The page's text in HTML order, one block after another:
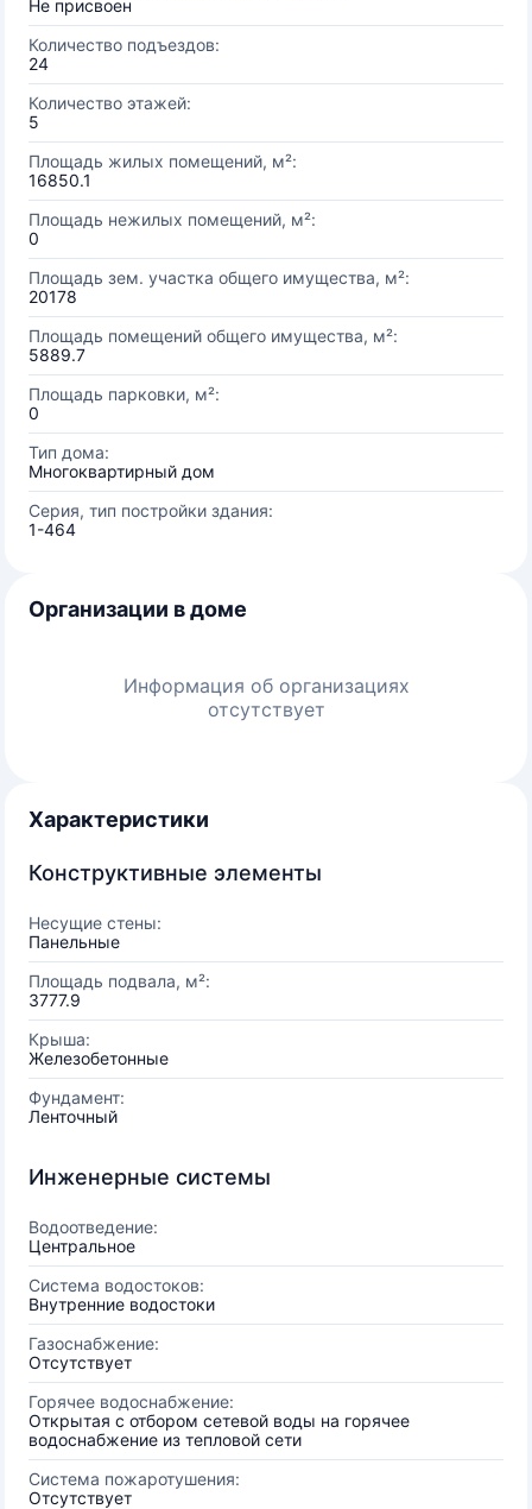
Не присвоен
Количество подъездов:
24
Количество этажей:
5
Площадь жилых помещений, м²:
16850.1
Площадь нежилых помещений, м²:
0
Площадь зем. участка общего имущества, м²:
20178
Площадь помещений общего имущества, м²:
5889.7
Площадь парковки, м²:
0
Тип дома:
Многоквартирный дом
Серия, тип постройки здания:
1-464
Организации в доме
Информация об организациях
отсутствует
Характеристики
Конструктивные элементы
Несущие стены:
Панельные
Площадь подвала, м²:
3777.9
Крыша:
Железобетонные
Фундамент:
Ленточный
Инженерные системы
Водоотведение:
Центральное
Система водостоков:
Внутренние водостоки
Газоснабжение:
Отсутствует
Горячее водоснабжение:
Открытая с отбором сетевой воды на горячее
водоснабжение из тепловой сети
Система пожаротушения:
Отсутствует